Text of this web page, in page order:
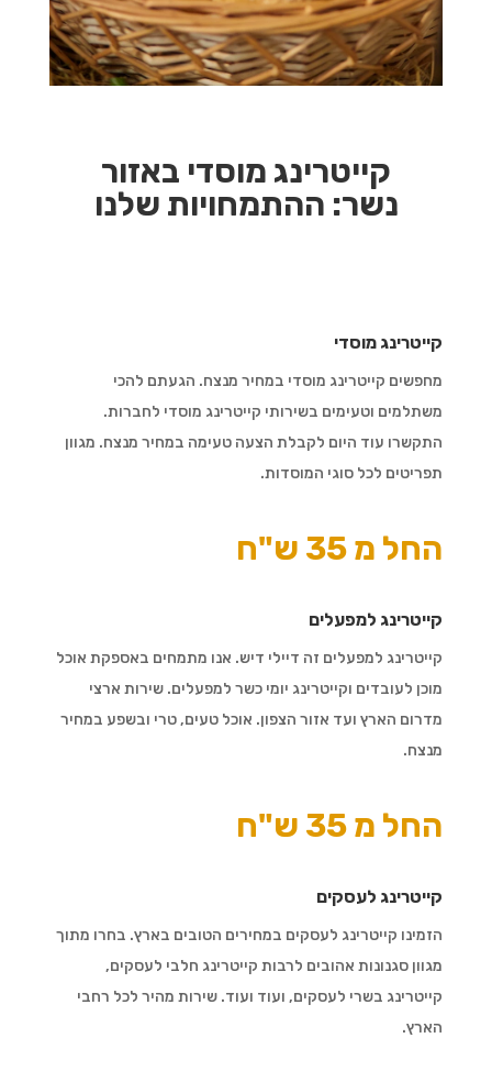
קייטרינג מוסדי באזור
נשר: ההתמחויות שלנו
קייטרינג מוסדי
מחפשים קייטרינג מוסדי במחיר מנצח. הגעתם להכי
משתלמים וטעימים בשירותי קייטרינג מוסדי לחברות.
התקשרו עוד היום לקבלת הצעה טעימה במחיר מנצח. מגוון
תפריטים לכל סוגי המוסדות.
החל מ 35 ש"ח
קייטרינג למפעלים
קייטרינג למפעלים זה דיילי דיש. אנו מתמחים באספקת אוכל
מוכן לעובדים וקייטרינג יומי כשר למפעלים. שירות ארצי
מדרום הארץ ועד אזור הצפון. אוכל טעים, טרי ובשפע במחיר
מנצח.
החל מ 35 ש"ח
קייטרינג לעסקים
הזמינו קייטרינג לעסקים במחירים הטובים בארץ. בחרו מתוך
מגוון סגנונות אהובים לרבות קייטרינג חלבי לעסקים,
קייטרינג בשרי לעסקים, ועוד ועוד. שירות מהיר לכל רחבי
הארץ.